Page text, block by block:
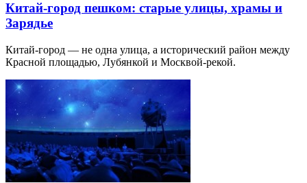
Китай-город пешком: старые улицы, храмы и
Зарядье
Китай-город — не одна улица, а исторический район между
Красной площадью, Лубянкой и Москвой-рекой.